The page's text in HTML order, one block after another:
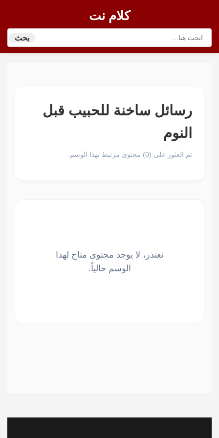
كلام نت
بحث
رسائل ساخنة للحبيب قبل
النوم
تم العثور على (0) محتوى مرتبط بهذا الوسم.
نعتذر، لا يوجد محتوى متاح لهذا
الوسم حالياً.